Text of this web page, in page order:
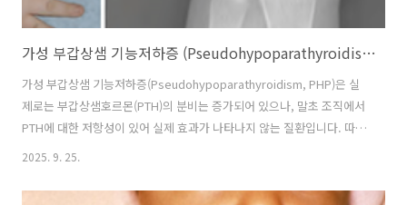
가성 부갑상샘 기능저하증 (Pseudohypoparathyroidism, Albright hereditary osteodystrophy)
가성 부갑상샘 기능저하증(Pseudohypoparathyroidism, PHP)은 실
제로는 부갑상샘호르몬(PTH)의 분비는 증가되어 있으나, 말초 조직에서
PTH에 대한 저항성이 있어 실제 효과가 나타나지 않는 질환입니다. 따라
서 PTH 기능저하와 동일한 저칼슘혈증과 고인산혈증이 발생하며,
됩니다. 저칼슘혈증 증상으로 인해 테타니, 경련, 손·발 저림, 근육 경축,
2025. 9. 25.